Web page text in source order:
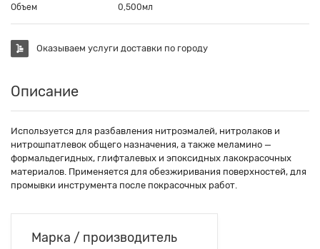
Объем
0,500мл
Оказываем услуги доставки по городу
Описание
Используется для разбавления нитроэмалей, нитролаков и
нитрошпатлевок общего назначения, а также меламино —
формальдегидных, глифталевых и эпоксидных лакокрасочных
материалов. Применяется для обезжиривания поверхностей, для
промывки инструмента после покрасочных работ.
Марка / производитель